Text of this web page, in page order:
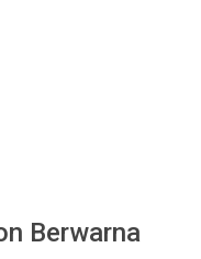
Berwarna